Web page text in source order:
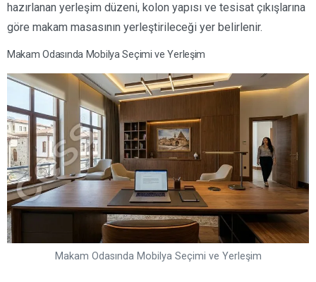
hazırlanan yerleşim düzeni, kolon yapısı ve tesisat çıkışlarına
göre makam masasının yerleştirileceği yer belirlenir.
Makam Odasında Mobilya Seçimi ve Yerleşim
Makam Odasında Mobilya Seçimi ve Yerleşim